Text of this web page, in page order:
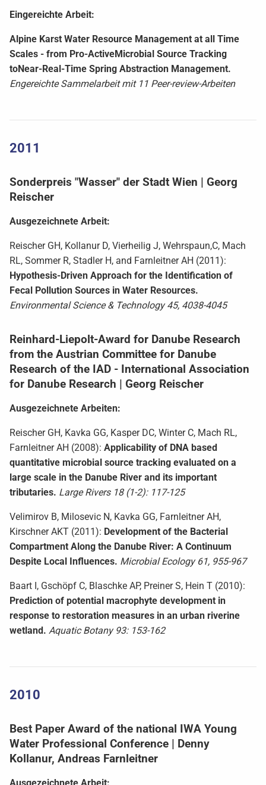
Eingereichte Arbeit:
Alpine Karst Water Resource Management at all Time
Scales - from Pro-ActiveMicrobial Source Tracking
toNear-Real-Time Spring Abstraction Management.
Engereichte Sammelarbeit mit 11 Peer-review-Arbeiten
2011
Sonderpreis "Wasser" der Stadt Wien | Georg
Reischer
Ausgezeichnete Arbeit:
Reischer GH, Kollanur D, Vierheilig J, Wehrspaun,C, Mach
RL, Sommer R, Stadler H, and Farnleitner AH (2011):
Hypothesis-Driven Approach for the Identification of
Fecal Pollution Sources in Water Resources.
Environmental Science & Technology 45, 4038-4045
Reinhard-Liepolt-Award for Danube Research
from the Austrian Committee for Danube
Research of the IAD - International Association
for Danube Research | Georg Reischer
Ausgezeichnete Arbeiten:
Reischer GH, Kavka GG, Kasper DC, Winter C, Mach RL,
Farnleitner AH (2008): Applicability of DNA based
quantitative microbial source tracking evaluated on a
large scale in the Danube River and its important
tributaries. Large Rivers 18 (1-2): 117-125
Velimirov B, Milosevic N, Kavka GG, Farnleitner AH,
Kirschner AKT (2011): Development of the Bacterial
Compartment Along the Danube River: A Continuum
Despite Local Influences. Microbial Ecology 61, 955-967
Baart I, Gschöpf C, Blaschke AP, Preiner S, Hein T (2010):
Prediction of potential macrophyte development in
response to restoration measures in an urban riverine
wetland. Aquatic Botany 93: 153-162
2010
Best Paper Award of the national IWA Young
Water Professional Conference | Denny
Kollanur, Andreas Farnleitner